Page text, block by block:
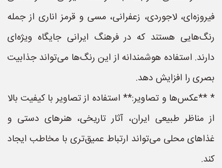
فیروزه‌ای، لاجوردی، زعفرانی، مسی و قرمز اناری از جمله
رنگ‌هایی هستند که در فرهنگ ایرانی جایگاه ویژه‌ای
دارند. استفاده هوشمندانه از این رنگ‌ها می‌تواند جذابیت
بصری را افزایش دهد.
* **عکس‌ها و تصاویر:** استفاده از تصاویر با کیفیت بالا
از مناظر طبیعی ایران، آثار تاریخی، هنرهای دستی و
غذاهای محلی می‌تواند ارتباط عمیق‌تری با مخاطب ایجاد
کند.